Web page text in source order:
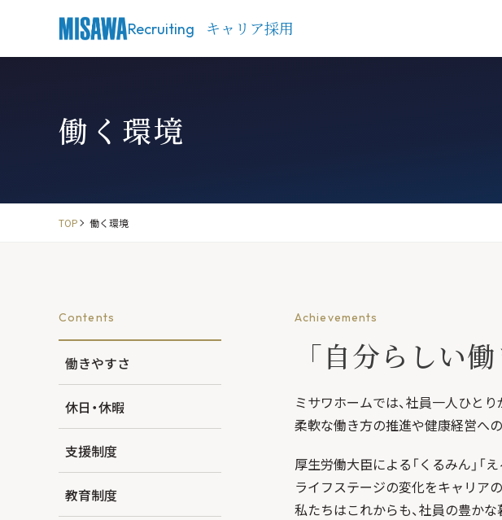
Recruiting キャリア採用
働く環境
TOP 働く環境
Contents
働きやすさ
休日・休暇
支援制度
教育制度
Achievements
「自分らしい
ミサワホームでは、社員一人ひと
柔軟な働き方の推進や健康経営へ
厚生労働大臣による「くるみん」「
ライフステージの変化をキャリア
私たちはこれからも、社員の豊か